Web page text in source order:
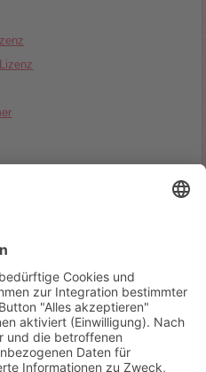
aktuell in der 2. Kreisklasse.
findet ihrhier: